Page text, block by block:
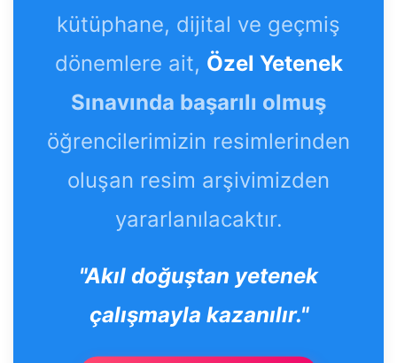
kütüphane, dijital ve geçmiş
dönemlere ait, Özel Yetenek
Sınavında başarılı olmuş
öğrencilerimizin resimlerinden
oluşan resim arşivimizden
yararlanılacaktır.
"Akıl doğuştan yetenek
çalışmayla kazanılır."